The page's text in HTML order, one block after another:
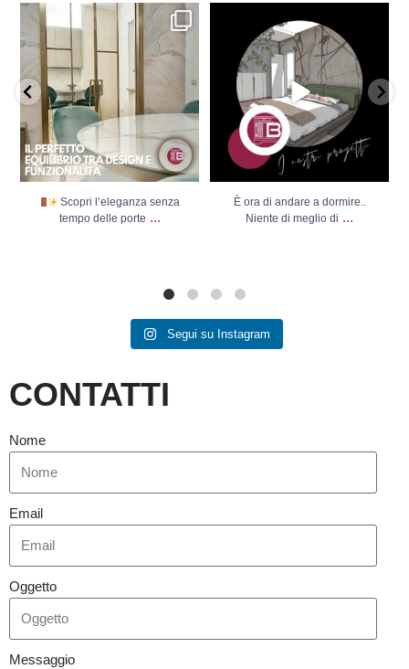
Scopri l’eleganza senza
tempo delle porte ...
Scopri l’eleganza senza
tempo delle porte ...
È ora di andare a dormire..
Niente di meglio di
È ora di andare a dormire..
Niente di meglio di ...
Segui su Instagram
CONTATTI
Nome
Email
Oggetto
Messaggio